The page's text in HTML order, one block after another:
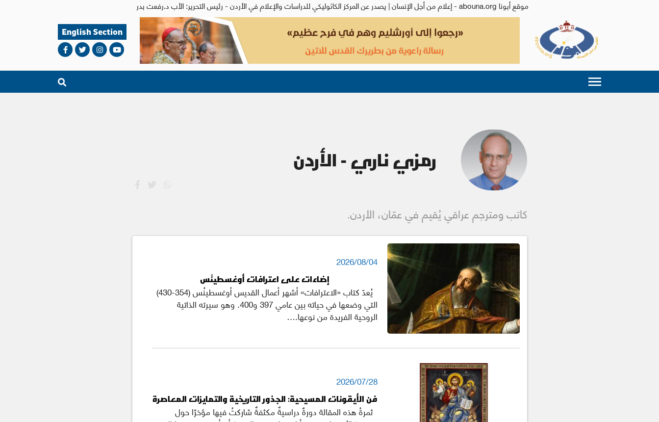
موقع أبونا abouna.org - إعلام من أجل الإنسان | يصدر عن المركز الكاثوليكي للدراسات والإعلام في الأردن - رئيس التحرير: الأب د.رفعت بدر
English Section
رمزي ناري - الأردن
كاتب ومترجم عراقي يُقيم في عمّان، الأردن.
2026/08/04
إضاءات على اعترافات أوغسطينُس
يُعدّ كتاب «الاعترافات» أشهر أعمال القديس أوغسطينُس (354-430)
التي وضعها في حياته بين عامي 397 و400. وهو سيرته الذاتية
الروحية الفريدة من نوعها.…
2026/07/28
فن الأيقونات المسيحية: الجذور التاريخية والتمايزات المعاصرة
ثمرةُ هذه المقالة دورةٌ دراسيةٌ مكثفةٌ شاركتُ فيها مؤخرًا حول